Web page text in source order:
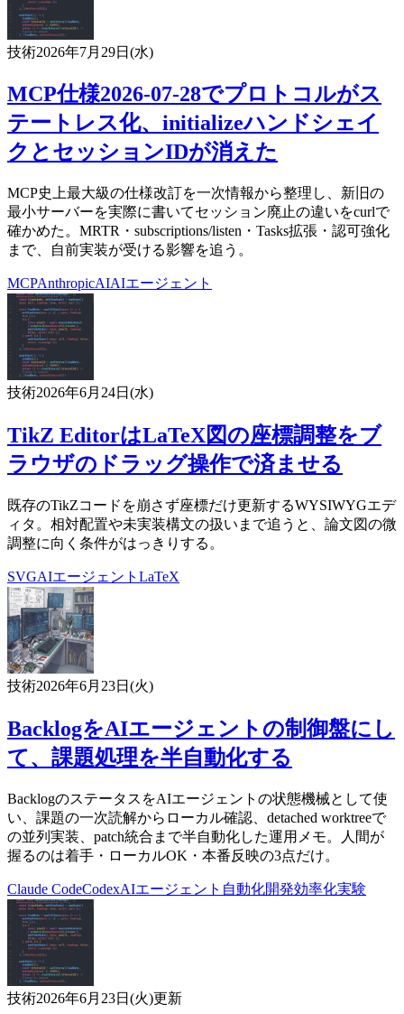
技術2026年7月29日(水)
MCP仕様2026-07-28でプロトコルがス
テートレス化、initializeハンドシェイ
クとセッションIDが消えた
MCP史上最大級の仕様改訂を一次情報から整理し、新旧の
最小サーバーを実際に書いてセッション廃止の違いをcurlで
確かめた。MRTR・subscriptions/listen・Tasks拡張・認可強化
まで、自前実装が受ける影響を追う。
MCPAnthropicAIAIエージェント
技術2026年6月24日(水)
TikZ EditorはLaTeX図の座標調整をブ
ラウザのドラッグ操作で済ませる
既存のTikZコードを崩さず座標だけ更新するWYSIWYGエデ
ィタ。相対配置や未実装構文の扱いまで追うと、論文図の微
調整に向く条件がはっきりする。
SVGAIエージェント LaTeX
技術2026年6月23日(火)
BacklogをAIエージェントの制御盤にし
て、課題処理を半自動化する
BacklogのステータスをAIエージェントの状態機械として使
い、課題の一次読解からローカル確認、detached worktreeで
の並列実装、patch統合まで半自動化した運用メモ。人間が
握るのは着手・ローカルOK・本番反映の3点だけ。
Claude CodeCodexAIエージェント 自動化開発効率化実験
技術2026年6月23日(火)更新